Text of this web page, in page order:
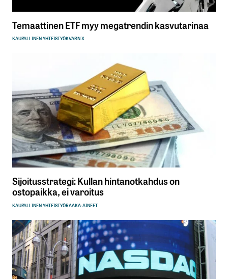
Temaattinen ETF myy megatrendin kasvutarinaa
KAUPALLINEN YHTEISTYÖKVARN X
Sijoitusstrategi: Kullan hintanotkahdus on
ostopaikka, ei varoitus
KAUPALLINEN YHTEISTYÖRAAKA-AINEET